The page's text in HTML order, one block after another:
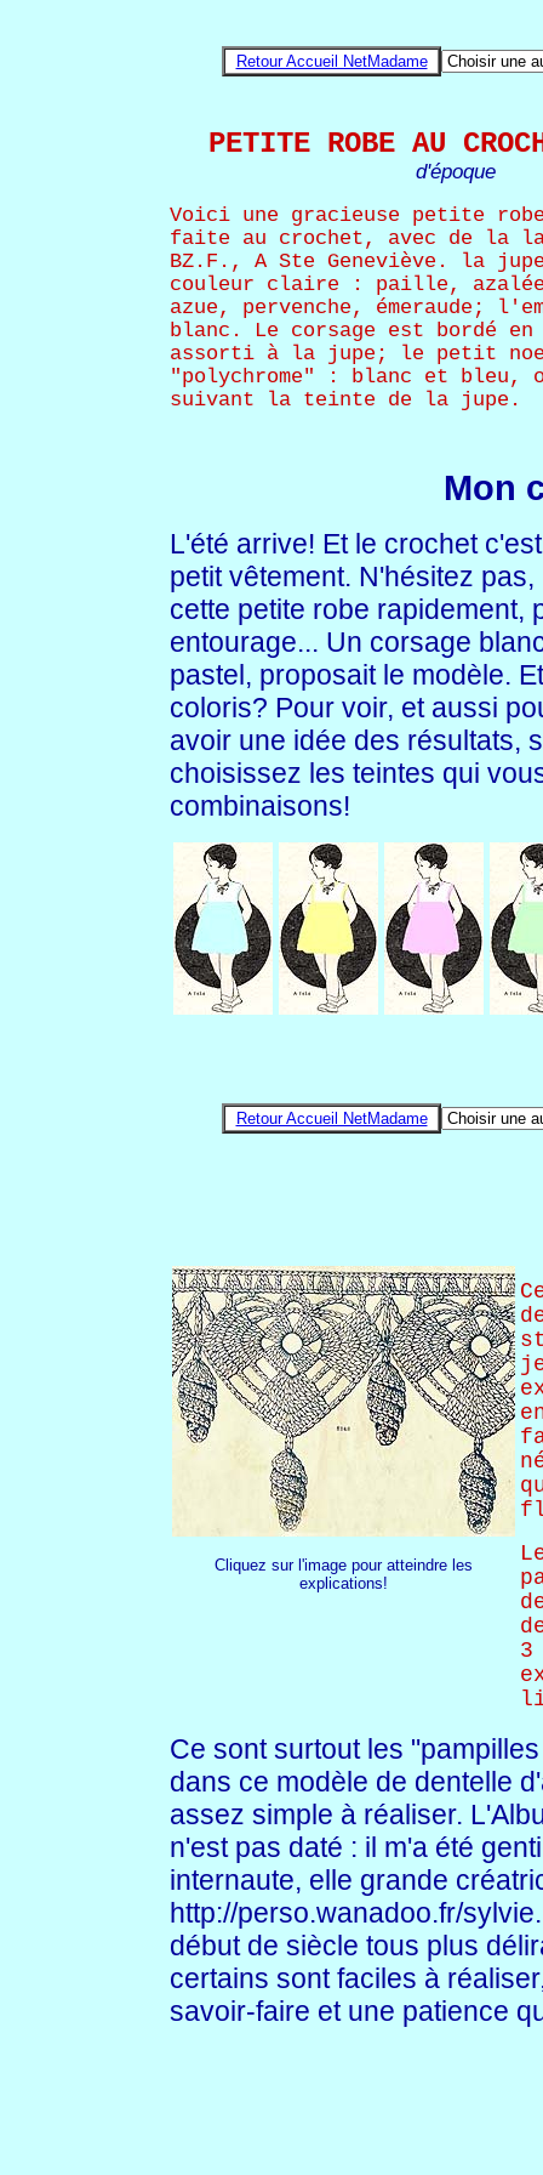
Retour Accueil NetMadame
PETITE ROBE AU
d'époque
Voici une gracieuse petite
faite au crochet, avec de la
BZ.F., A Ste Geneviève. la
couleur claire : paille,
azue, pervenche, émeraude;
blanc. Le corsage est bordé
assorti à la jupe; le petit
"polychrome" : blanc et bleu,
suivant la teinte de la jupe.
Mon
L'été arrive! Et le crochet
petit vêtement. N'hésitez
cette petite robe rapidement,
entourage... Un corsage
pastel, proposait le modèle.
coloris? Pour voir, et aussi
avoir une idée des résultats,
choisissez les teintes qui
combinaisons!
Retour Accueil NetMadame
Cliquez sur l'image pour atteindre les
explications!
3
Ce sont surtout les
dans ce modèle de dentelle
assez simple à réaliser.
n'est pas daté : il m'a été
internaute, elle grande
http://perso.wanadoo.fr/
début de siècle tous plus
certains sont faciles à
savoir-faire et une patience